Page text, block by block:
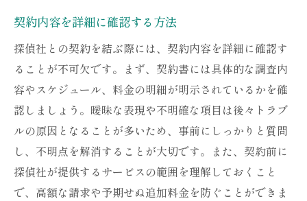
契約内容を詳細に確認する方法
探偵社との契約を結ぶ際には、契約内容を詳細に確認す
ることが不可欠です。まず、契約書には具体的な調査内
容やスケジュール、料金の明細が明示されているかを確
認しましょう。曖昧な表現や不明確な項目は後々トラブ
ルの原因となることが多いため、事前にしっかりと質問
し、不明点を解消することが大切です。また、契約前に
探偵社が提供するサービスの範囲を理解しておくこと
で、高額な請求や予期せぬ追加料金を防ぐことができま